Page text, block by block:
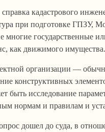
кадастрового
при подготовке ГПЗУ,
многие государственные
как движимого имущества.
организации —
конструктивных
быть исследование
нормам и правилам и
дошел до суда, в